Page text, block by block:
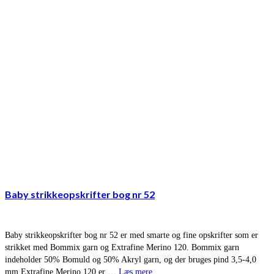
Baby strikkeopskrifter bog nr 52
Baby strikkeopskrifter bog nr 52 er med smarte og fine opskrifter som er
strikket med Bommix garn og Extrafine Merino 120. Bommix garn
indeholder 50% Bomuld og 50% Akryl garn, og der bruges pind 3,5-4,0
mm Extrafine Merino 120 er … Læs mere